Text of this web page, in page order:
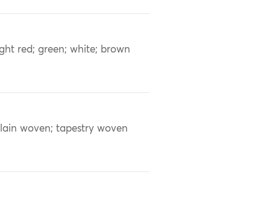
red; green; white; brown
woven; tapestry woven